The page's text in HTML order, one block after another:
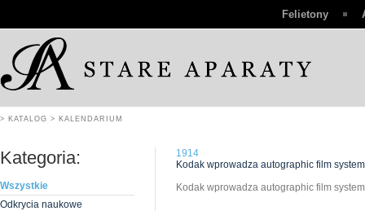
Felietony
> KATALOG > KALENDARIUM
Kategoria:
Wszystkie
Odkrycia naukowe
1914
Kodak wprowadza autographic film system
Kodak wprowadza autographic film system